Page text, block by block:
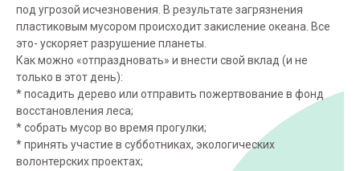
под угрозой исчезновения. В результате загрязнения
пластиковым мусором происходит закисление океана. Все
это- ускоряет разрушение планеты.
Как можно «отпраздновать» и внести свой вклад (и не
только в этот день):
* посадить дерево или отправить пожертвование в фонд
восстановления леса;
* собрать мусор во время прогулки;
* принять участие в субботниках, экологических
волонтерских проектах;